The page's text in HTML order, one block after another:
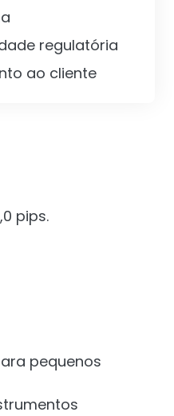
regulatória
ao cliente
pips.
pequenos